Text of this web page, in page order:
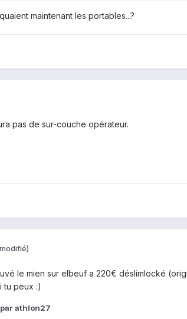
maintenant les portables...?
pas de sur-couche opérateur.
le mien sur elbeuf a 220€ déslimlocké
tu peux :)
par athlon27